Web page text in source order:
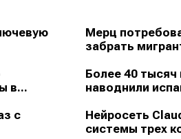
в...
с
Мерц
забрать
Более 40 тысяч
наводнили
Нейросеть
системы трех